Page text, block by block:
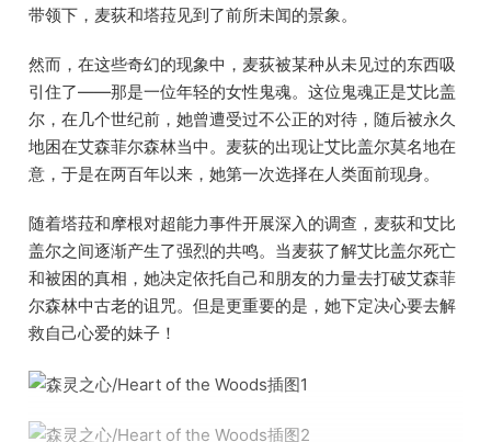
带领下，麦荻和塔菈见到了前所未闻的景象。
然而，在这些奇幻的现象中，麦荻被某种从未见过的东西吸
引住了——那是一位年轻的女性鬼魂。这位鬼魂正是艾比盖
尔，在几个世纪前，她曾遭受过不公正的对待，随后被永久
地困在艾森菲尔森林当中。麦荻的出现让艾比盖尔莫名地在
意，于是在两百年以来，她第一次选择在人类面前现身。
随着塔菈和摩根对超能力事件开展深入的调查，麦荻和艾比
盖尔之间逐渐产生了强烈的共鸣。当麦荻了解艾比盖尔死亡
和被困的真相，她决定依托自己和朋友的力量去打破艾森菲
尔森林中古老的诅咒。但是更重要的是，她下定决心要去解
救自己心爱的妹子！